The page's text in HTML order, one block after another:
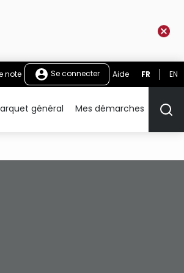
note Se connecter Aide FR EN
général Mes démarches